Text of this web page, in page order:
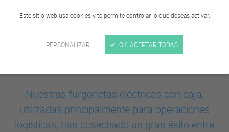
Este sitio web usa cookies y te permite controlar lo que deseas activar.
PERSONALIZAR OK, ACEPTAR TODAS
Nuestras furgonetas eléctricas con caja,
utilizadas principalmente para operaciones
logísticas, han cosechado un gran éxito entre